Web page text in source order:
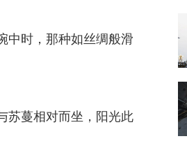
中时，那种如丝绸般滑
苏蔓相对而坐，阳光此